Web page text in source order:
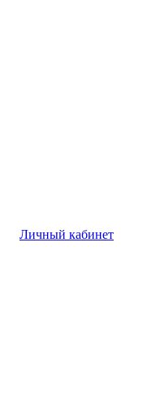
Личный кабинет